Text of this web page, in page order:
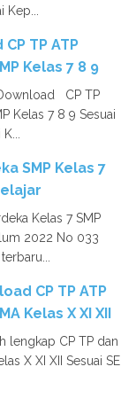
TP ATP
Kelas 7 8 9
CP TP
Kelas 7 8 9 Sesuai
SMP Kelas 7
Kelas 7 SMP
2022 No 033
CP TP ATP
Kelas X XI XII
lengkap CP TP dan
X XI XII Sesuai SE